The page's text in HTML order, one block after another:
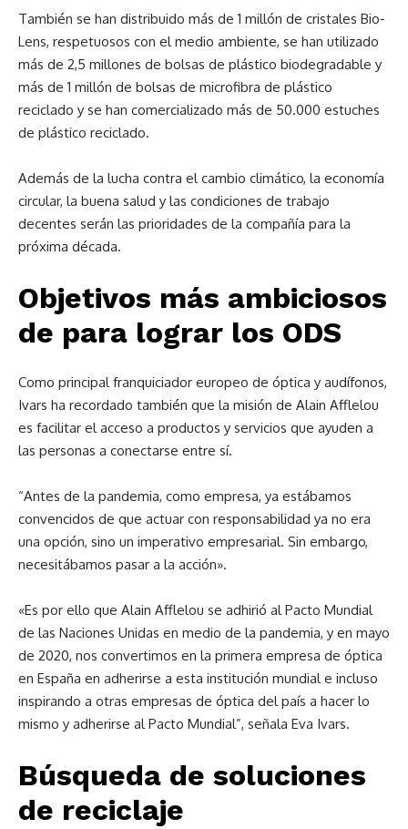
También se han distribuido más de 1 millón de cristales Bio-
Lens, respetuosos con el medio ambiente, se han utilizado
más de 2,5 millones de bolsas de plástico biodegradable y
más de 1 millón de bolsas de microfibra de plástico
reciclado y se han comercializado más de 50.000 estuches
de plástico reciclado.
Además de la lucha contra el cambio climático, la economía
circular, la buena salud y las condiciones de trabajo
decentes serán las prioridades de la compañía para la
próxima década.
Objetivos más ambiciosos
de para lograr los ODS
Como principal franquiciador europeo de óptica y audífonos,
Ivars ha recordado también que la misión de Alain Afflelou
es facilitar el acceso a productos y servicios que ayuden a
las personas a conectarse entre sí.
“Antes de la pandemia, como empresa, ya estábamos
convencidos de que actuar con responsabilidad ya no era
una opción, sino un imperativo empresarial. Sin embargo,
necesitábamos pasar a la acción».
«Es por ello que Alain Afflelou se adhirió al Pacto Mundial
de las Naciones Unidas en medio de la pandemia, y en mayo
de 2020, nos convertimos en la primera empresa de óptica
en España en adherirse a esta institución mundial e incluso
inspirando a otras empresas de óptica del país a hacer lo
mismo y adherirse al Pacto Mundial”, señala Eva Ivars.
Búsqueda de soluciones
de reciclaje